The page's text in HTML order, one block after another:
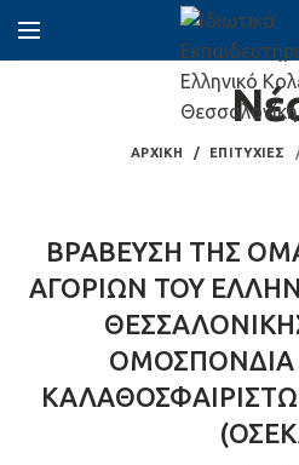
ΑΡΧΙΚΉ ΕΠΙΤΥΧΊΕΣ
ΒΡΑΒΕΥΣΗ ΤΗΣ
ΑΓΟΡΙΩΝ ΤΟΥ